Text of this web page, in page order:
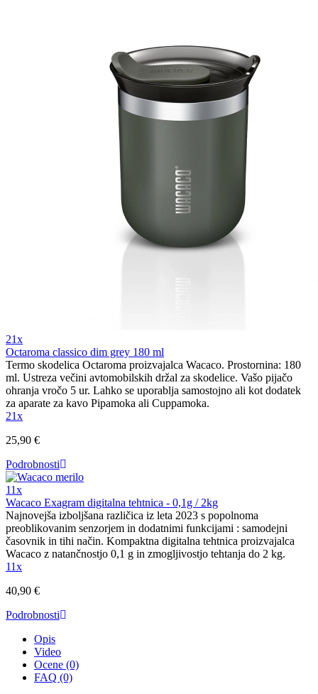
21x
Octaroma classico dim grey 180 ml
Termo skodelica Octaroma proizvajalca Wacaco. Prostornina: 180
ml. Ustreza večini avtomobilskih držal za skodelice. Vašo pijačo
ohranja vročo 5 ur. Lahko se uporablja samostojno ali kot dodatek
za aparate za kavo Pipamoka ali Cuppamoka.
21x
25,90 €
Podrobnosti
11x
Wacaco Exagram digitalna tehtnica - 0,1g / 2kg
Najnovejša izboljšana različica iz leta 2023 s popolnoma
preoblikovanim senzorjem in dodatnimi funkcijami : samodejni
časovnik in tihi način. Kompaktna digitalna tehtnica proizvajalca
Wacaco z natančnostjo 0,1 g in zmogljivostjo tehtanja do 2 kg.
11x
40,90 €
Podrobnosti
Opis
Video
Ocene (0)
FAQ (0)